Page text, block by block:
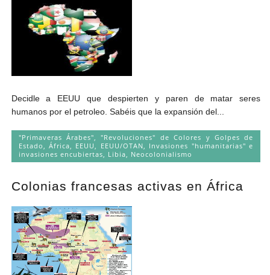
Decidle a EEUU que despierten y paren de matar seres
humanos por el petroleo. Sabéis que la expansión del...
"Primaveras Árabes", "Revoluciones" de Colores y Golpes de
Estado
África EEUU EEUU/OTAN
Invasiones "humanitarias" e
invasiones encubiertas
Libia Neocolonialismo
Colonias francesas activas en África